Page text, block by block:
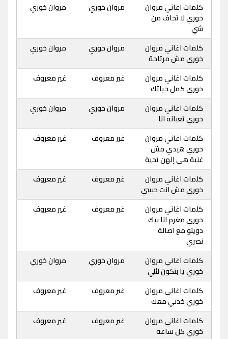
كلمات اغاني مروان
خوري لا تخاف من
شي
مروان خوري مروان خوري
كلمات اغاني مروان
خوري مش مرتاحة
مروان خوري مروان خوري
كلمات اغاني مروان
خوري كمل حياتك
غير معروف غير معروف
كلمات اغاني مروان
خوري تعبانه انا
مروان خوري مروان خوري
كلمات اغاني مروان
خوري هيدي مش
غنية هي إلهن تحية
غير معروف غير معروف
كلمات اغاني مروان
خوري مش انت حبيبي
غير معروف غير معروف
كلمات اغاني مروان
خوري مغرم انا بيك
دويتو مع اصالة
نصري
غير معروف غير معروف
كلمات اغاني مروان
خوري يا بتكون لئلي
مروان خوري مروان خوري
كلمات اغاني مروان
خوري خدني معك
غير معروف غير معروف
كلمات اغاني مروان
خوري كل ساعه
غير معروف غير معروف